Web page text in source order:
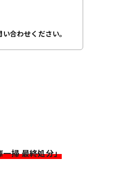
合わせください。
掃 最終処分」